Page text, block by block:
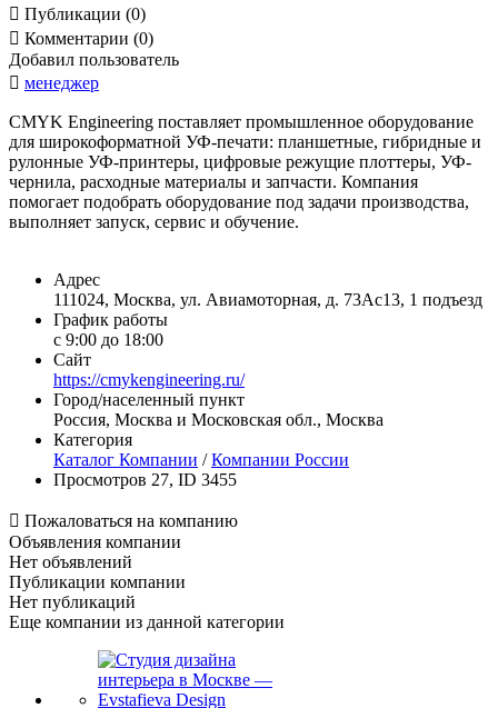
 Публикации (0)
 Комментарии (0)
Добавил пользователь
 менеджер
CMYK Engineering поставляет промышленное оборудование
для широкоформатной УФ-печати: планшетные, гибридные и
рулонные УФ-принтеры, цифровые режущие плоттеры, УФ-
чернила, расходные материалы и запчасти. Компания
помогает подобрать оборудование под задачи производства,
выполняет запуск, сервис и обучение.
Адрес
111024, Москва, ул. Авиамоторная, д. 73Ас13, 1 подъезд
График работы
с 9:00 до 18:00
Сайт
https://cmykengineering.ru/
Город/населенный пункт
Россия, Москва и Московская обл., Москва
Категория
Каталог Компании /Компании России
Просмотров 27, ID 3455
 Пожаловаться на компанию
Объявления компании
Нет объявлений
Публикации компании
Нет публикаций
Еще компании из данной категории